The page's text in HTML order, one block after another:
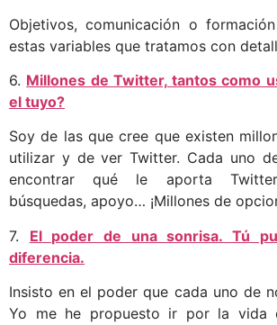
Objetivos, comunicación o
estas variables que tratamos con
6. Millones de Twitter, tantos como
el tuyo?
Soy de las que cree que existen
utilizar y de ver Twitter. Cada uno
encontrar qué le aporta
búsquedas, apoyo… ¡Millones de
7. El poder de una sonrisa. Tú
diferencia.
Insisto en el poder que cada uno de
Yo me he propuesto ir por la vida